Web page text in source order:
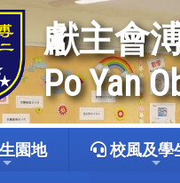
獻主會
Po Yan
園地 校風及學